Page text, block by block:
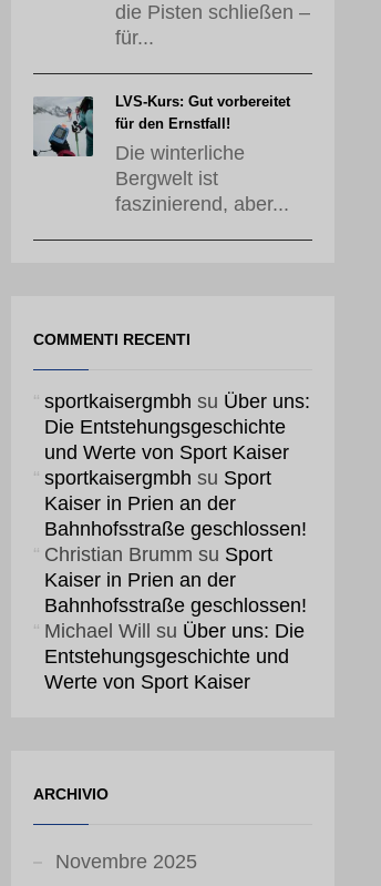
die Pisten schließen –
für...
LVS-Kurs: Gut vorbereitet
für den Ernstfall!
Die winterliche
Bergwelt ist
faszinierend, aber...
COMMENTI RECENTI
sportkaisergmbh su Über uns:
Die Entstehungsgeschichte
und Werte von Sport Kaiser
sportkaisergmbh su Sport
Kaiser in Prien an der
Bahnhofsstraße geschlossen!
Christian Brumm su Sport
Kaiser in Prien an der
Bahnhofsstraße geschlossen!
Michael Will
su Über uns: Die
Entstehungsgeschichte und
Werte von Sport Kaiser
ARCHIVIO
Novembre 2025